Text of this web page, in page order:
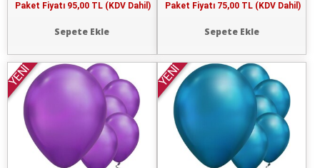
Paket Fiyatı 95,00 TL (KDV Dahil)
Sepete Ekle
Paket Fiyatı 75,00 TL (KDV Dahil)
Sepete Ekle
YENİ YENİ